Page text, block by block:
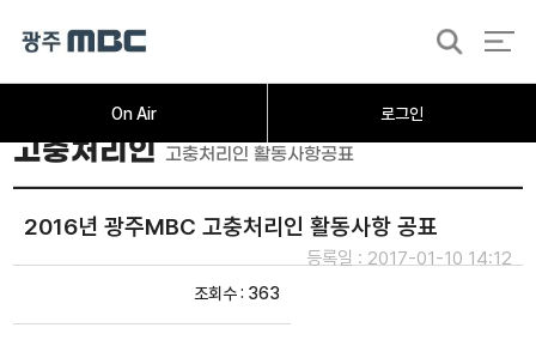
On Air 로그인
검
고충처리인고충처리인 활동사항공표
2016년 광주MBC 고충처리인 활동사항 공표
등록일 : 2017-01-10 14:12
조회수 : 363